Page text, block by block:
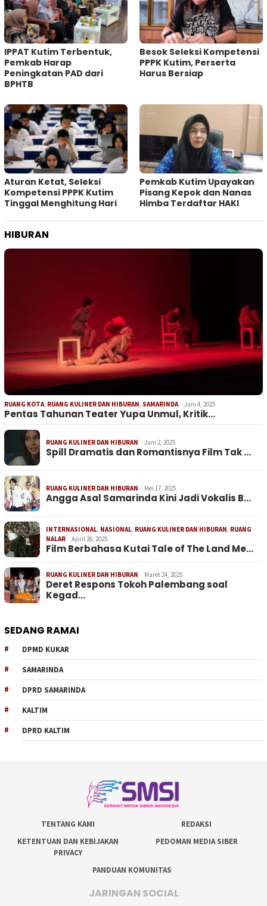
IPPAT Kutim Terbentuk,
Pemkab Harap
Peningkatan PAD dari
BPHTB
Besok Seleksi Kompetensi
PPPK Kutim, Perserta
Harus Bersiap
Aturan Ketat, Seleksi
Kompetensi PPPK Kutim
Tinggal Menghitung Hari
Pemkab Kutim Upayakan
Pisang Kepok dan Nanas
Himba Terdaftar HAKI
HIBURAN
RUANG KOTA RUANG KULINER DAN HIBURAN SAMARINDA Juni 4, 2025
Pentas Tahunan Teater Yupa Unmul, Kritik…
RUANG KULINER DAN HIBURAN Juni 2, 2025
Spill Dramatis dan Romantisnya Film Tak …
RUANG KULINER DAN HIBURAN Mei 17, 2025
Angga Asal Samarinda Kini Jadi Vokalis B…
INTERNASIONAL NASIONAL RUANG KULINER DAN HIBURAN RUANG
NALAR
April 26, 2025
Film Berbahasa Kutai Tale of The Land Me…
RUANG KULINER DAN HIBURAN Maret 24, 2025
Deret Respons Tokoh Palembang soal
Kegad…
SEDANG RAMAI
DPMD KUKAR
SAMARINDA
DPRD SAMARINDA
KALTIM
DPRD KALTIM
TENTANG KAMI
REDAKSI
KETENTUAN DAN KEBIJAKAN
PRIVACY
PEDOMAN MEDIA SIBER
PANDUAN KOMUNITAS
JARINGAN SOCIAL